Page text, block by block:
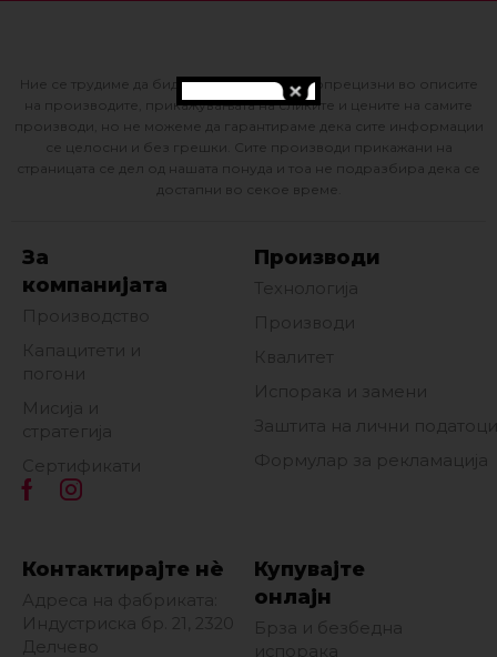
Ние се трудиме да бидеме што е можно попрецизни во описите
на производите, прикажувањата на сликите и цените на самите
производи, но не можеме да гарантираме дека сите информации
се целосни и без грешки. Сите производи прикажани на
страницата се дел од нашата понуда и тоа не подразбира дека се
достапни во секое време.
За
компанијата
Производство
Капацитети и
погони
Мисија и
стратегија
Сертификати
Производи
Технологија
Производи
Квалитет
Испорака и замени
Заштита на лични податоци
Формулар за рекламација
Контактирајте нè
Адреса на фабриката:
Индустриска бр. 21, 2320
Делчево
Купувајте
онлајн
Брза и безбедна
испорака